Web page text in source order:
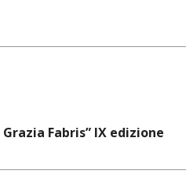
Fabris” IX edizione